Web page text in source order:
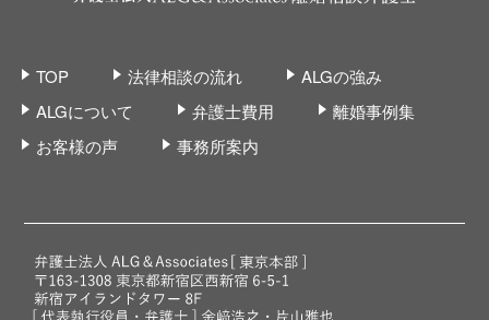
TOP 法律相談の流れ
ALGの強み
ALGについて
弁護士費用
離婚事例集
お客様の声
事務所案内